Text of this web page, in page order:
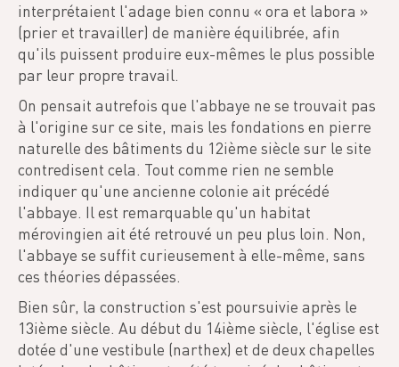
interprétaient l'adage bien connu « ora et labora »
(prier et travailler) de manière équilibrée, afin
qu'ils puissent produire eux-mêmes le plus possible
par leur propre travail.
On pensait autrefois que l'abbaye ne se trouvait pas
à l'origine sur ce site, mais les fondations en pierre
naturelle des bâtiments du 12ième siècle sur le site
contredisent cela. Tout comme rien ne semble
indiquer qu'une ancienne colonie ait précédé
l'abbaye. Il est remarquable qu'un habitat
mérovingien ait été retrouvé un peu plus loin. Non,
l'abbaye se suffit curieusement à elle-même, sans
ces théories dépassées.
Bien sûr, la construction s'est poursuivie après le
13ième siècle. Au début du 14ième siècle, l'église est
dotée d'une vestibule (narthex) et de deux chapelles